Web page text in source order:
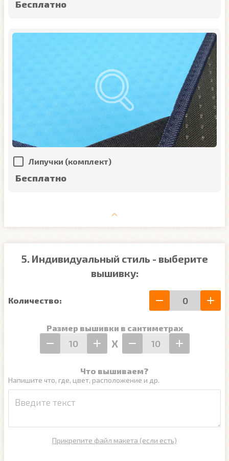
Бесплатно
Липучки (комплект)
Бесплатно
5. Индивидуальный стиль - выберите
вышивку:
Количество:
Размер вышивки в сантиметрах
Х
Что вышиваем?
Напишите что, где, цвет, расположение и др.
Прикрепите файл макета (если есть)